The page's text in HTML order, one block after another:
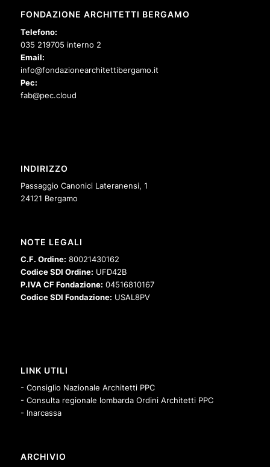
FONDAZIONE ARCHITETTI BERGAMO
Telefono:
035 219705 interno 2
Email:
info@fondazionearchitettibergamo.it
Pec:
fab@pec.cloud
INDIRIZZO
Passaggio Canonici Lateranensi, 1
24121 Bergamo
NOTE LEGALI
C.F. Ordine: 80021430162
Codice SDI Ordine: UFD42B
P.IVA CF Fondazione: 04516810167
Codice SDI Fondazione: USAL8PV
LINK UTILI
- Consiglio Nazionale Architetti PPC
- Consulta regionale lombarda Ordini Architetti PPC
- Inarcassa
ARCHIVIO